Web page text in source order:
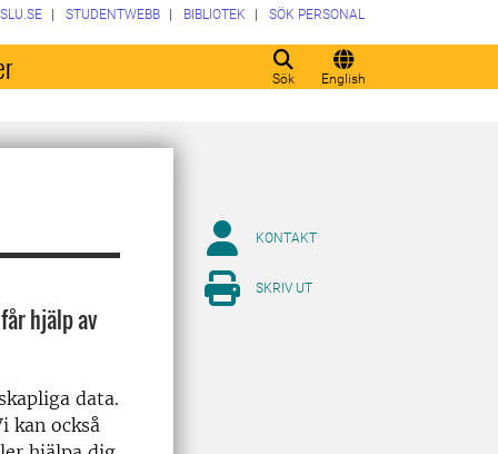
Sök English
SLU.SE STUDENTWEBB BIBLIOTEK SÖK PERSONAL
hjälp av
data.
kan också
KONTAKT
SKRIV UT